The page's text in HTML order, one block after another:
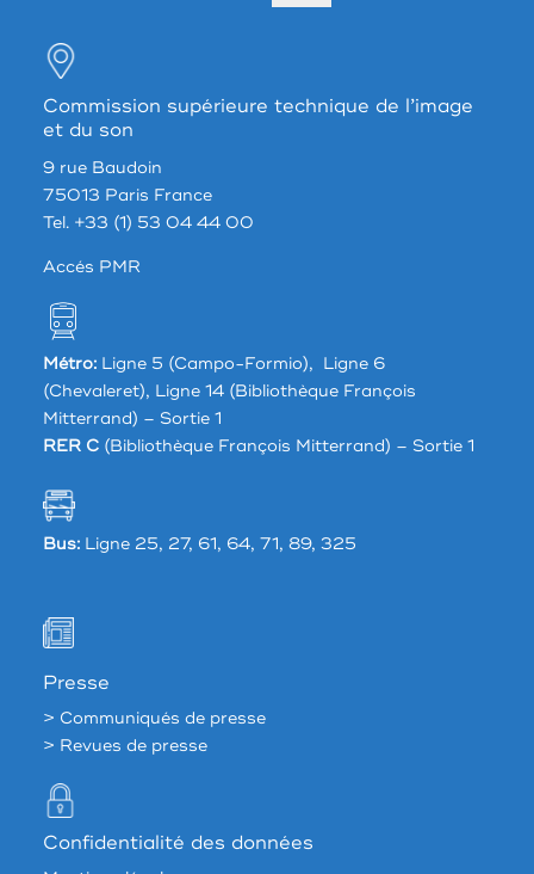
Commission supérieure technique de l’image
et du son
9 rue Baudoin
75013 Paris France
Tel. +33 (1) 53 04 44 00
Accés PMR
Métro:Ligne 5 (Campo-Formio), Ligne 6
(Chevaleret), Ligne 14 (Bibliothèque François
Mitterrand) – Sortie 1
RER C(Bibliothèque François Mitterrand) – Sortie 1
Bus:Ligne 25, 27, 61, 64, 71, 89, 325
Presse
> Communiqués de presse
> Revues de presse
Confidentialité des données